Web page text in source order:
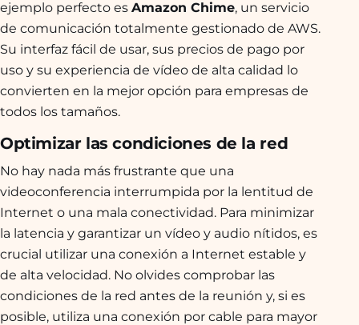
ejemplo perfecto es Amazon Chime, un servicio
de comunicación totalmente gestionado de AWS.
Su interfaz fácil de usar, sus precios de pago por
uso y su experiencia de vídeo de alta calidad lo
convierten en la mejor opción para empresas de
todos los tamaños.
Optimizar las condiciones de la red
No hay nada más frustrante que una
videoconferencia interrumpida por la lentitud de
Internet o una mala conectividad. Para minimizar
la latencia y garantizar un vídeo y audio nítidos, es
crucial utilizar una conexión a Internet estable y
de alta velocidad. No olvides comprobar las
condiciones de la red antes de la reunión y, si es
posible, utiliza una conexión por cable para mayor